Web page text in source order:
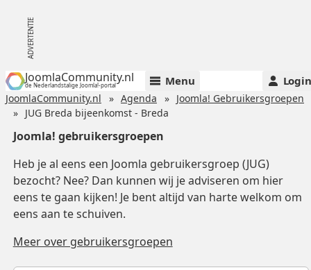
JoomlaCommunity.nl
de Nederlandstalige Joomla!-portal Menu Login
JoomlaCommunity.nl Agenda
Joomla! Gebruikersgroepen
JUG Breda bijeenkomst - Breda
Joomla! gebruikersgroepen
Heb je al eens een Joomla gebruikersgroep (JUG)
bezocht? Nee? Dan kunnen wij je adviseren om hier
eens te gaan kijken! Je bent altijd van harte welkom om
eens aan te schuiven.
Meer over gebruikersgroepen